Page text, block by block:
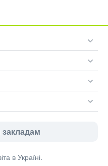
в Україні.